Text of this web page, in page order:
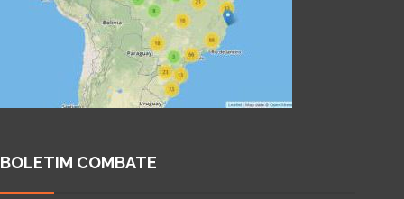
BOLETIM COMBATE